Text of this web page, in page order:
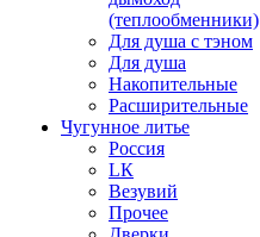
(теплообменники)
Для душа с тэном
Для душа
Накопительные
Расширительные
Чугунное литье
Россия
LК
Везувий
Прочее